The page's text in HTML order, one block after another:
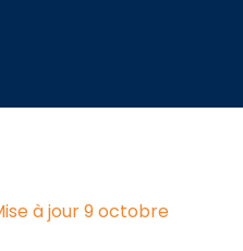
à jour 9 octobre